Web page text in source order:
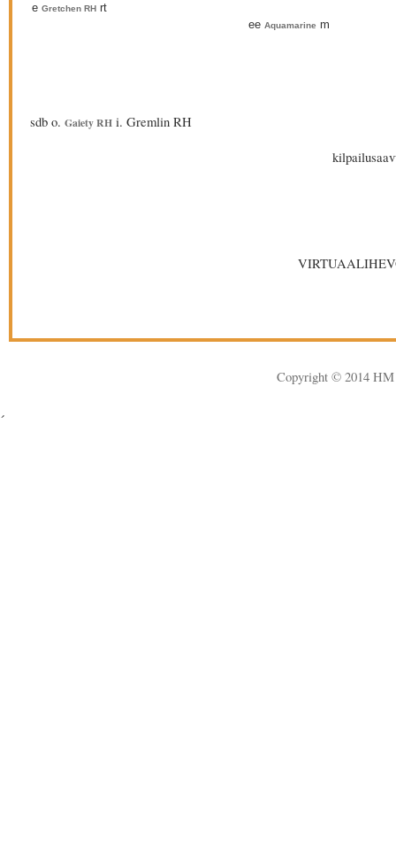
e Gretchen RH rt
ee Aquamarine m
sdb o. Gaiety RH i. Gremlin RH
Copyright © 2014
´